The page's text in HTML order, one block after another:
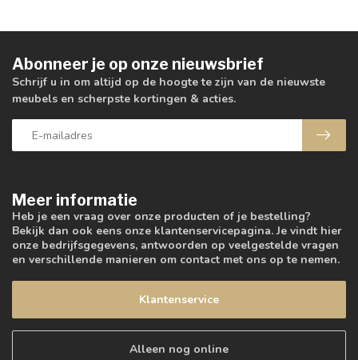
Meer informatie
Heb je een vraag over onze producten of je bestelling?
Bekijk dan ook eens onze klantenservicepagina. Je vindt hier
onze bedrijfsgegevens, antwoorden op veelgestelde vragen
en verschillende manieren om contact met ons op te nemen.
Klantenservice
Alleen nog online
Abonneer je op onze nieuwsbrief
Schrijf u in om altijd op de hoogte te zijn van de nieuwste
meubels en scherpste kortingen & acties.